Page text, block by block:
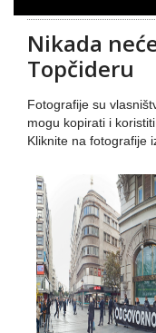
Nikada
Topčideru
Fotografije su
mogu kopirati i
Kliknite na fotografije